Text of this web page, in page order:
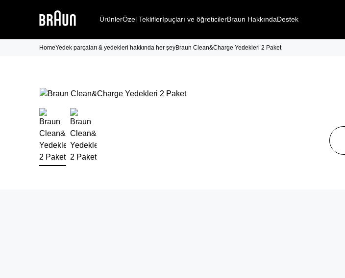
ÜrünlerÖzel Tekliflerİpuçları ve öğreticilerBraun HakkındaDestek
HomeYedek parçaları & yedekleri hakkında her şeyBraun Clean&Charge Yedekleri 2 Paket